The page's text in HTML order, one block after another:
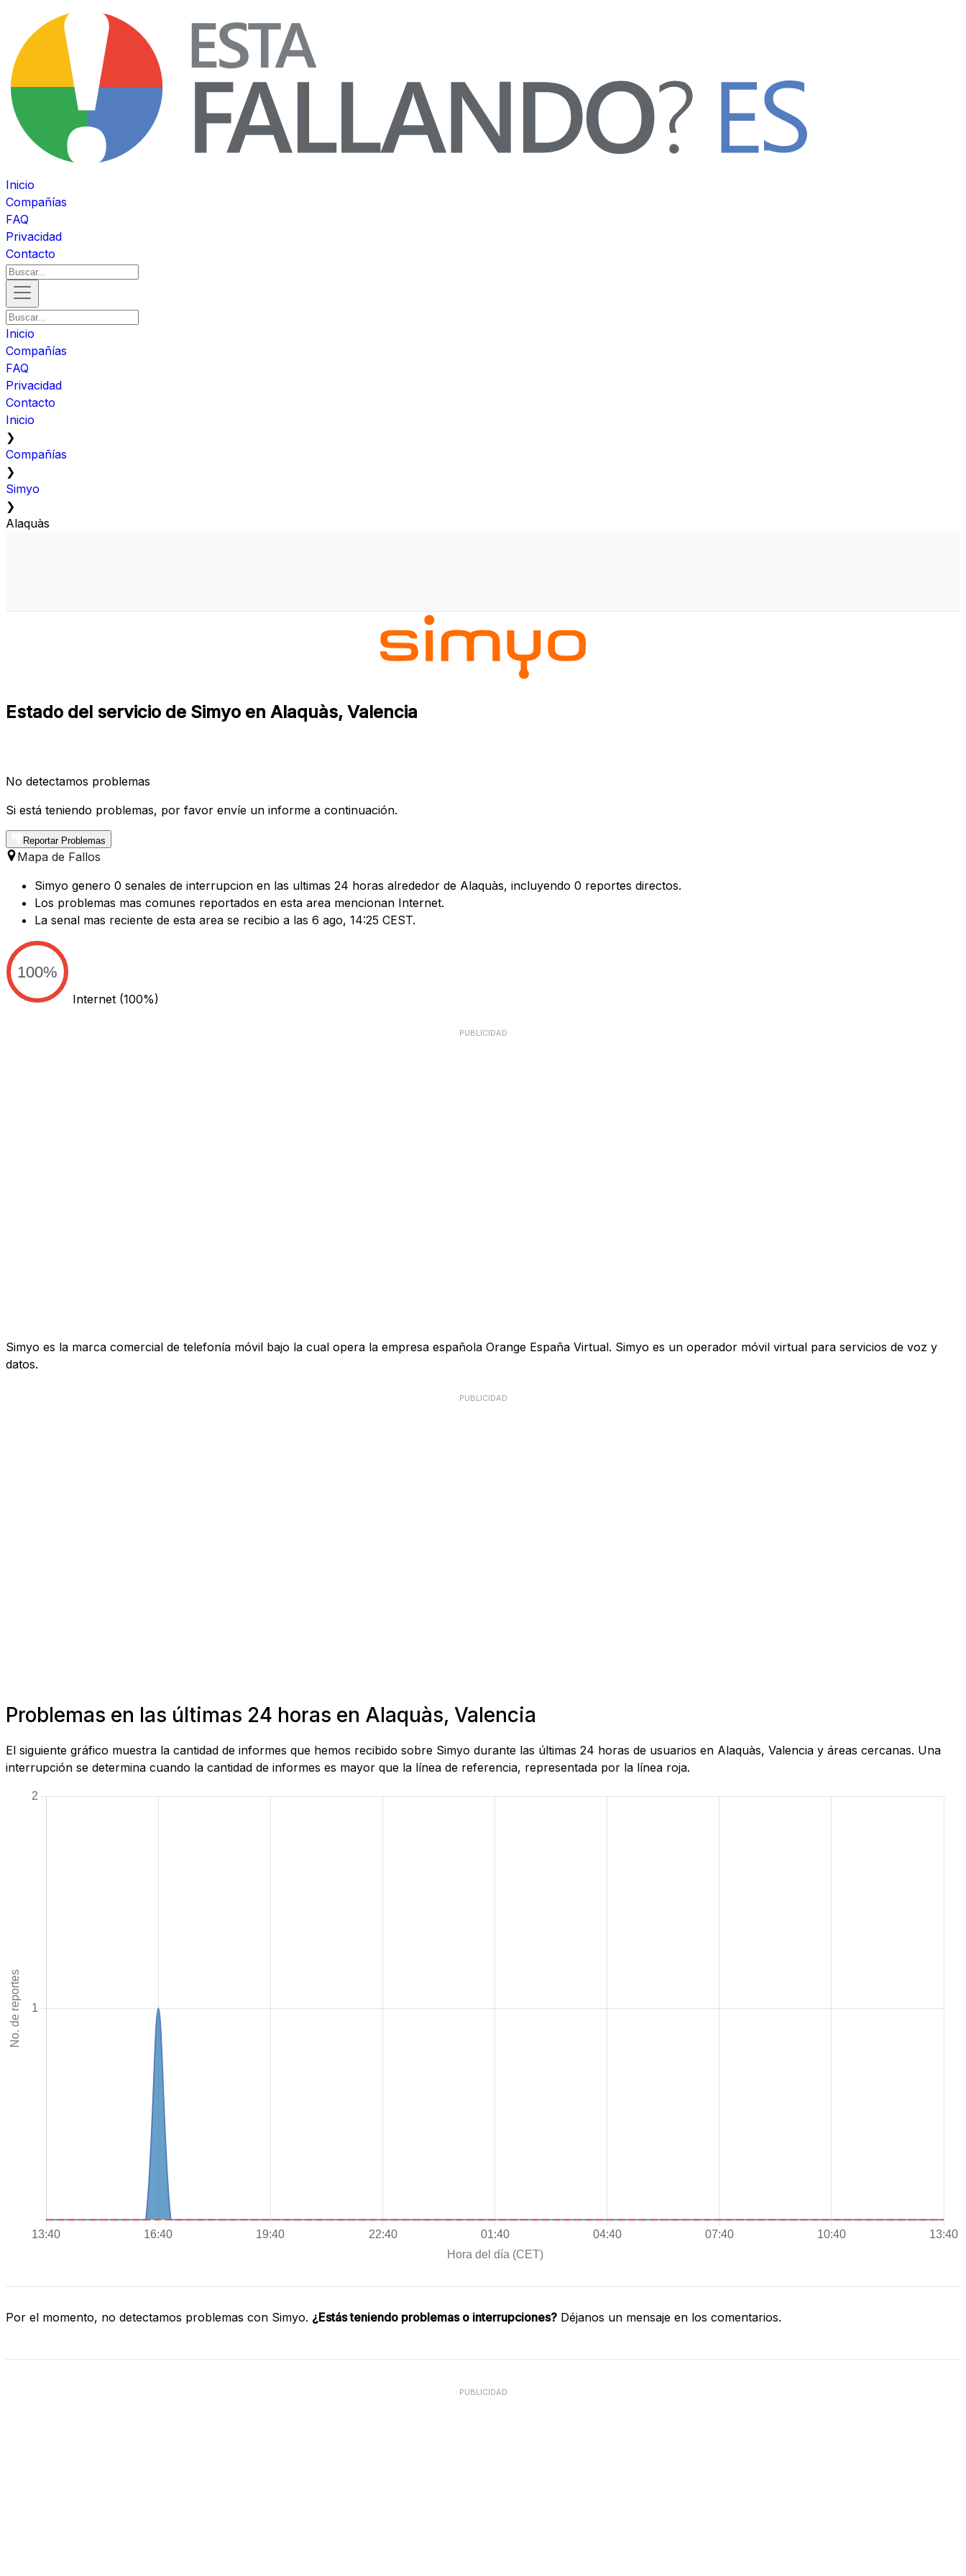
Inicio
Compañías
FAQ
Privacidad
Contacto
Inicio
Compañías
FAQ
Privacidad
Contacto
Inicio
❯
Compañías
❯
Simyo
❯
Alaquàs
Estado del servicio de Simyo en Alaquàs, Valencia
No detectamos problemas
Si está teniendo problemas, por favor envíe un informe a continuación.
Reportar Problemas
Mapa de Fallos
Simyo genero 0 senales de interrupcion en las ultimas 24 horas alrededor de Alaquàs, incluyendo 0 reportes directos.
Los problemas mas comunes reportados en esta area mencionan Internet.
La senal mas reciente de esta area se recibio a las 6 ago, 14:25 CEST.
100%
Internet (100%)
PUBLICIDAD
Simyo es la marca comercial de telefonía móvil bajo la cual opera la empresa española Orange España Virtual. Simyo es un operador móvil virtual para servicios de voz y
datos.
PUBLICIDAD
Problemas en las últimas 24 horas en Alaquàs, Valencia
El siguiente gráfico muestra la cantidad de informes que hemos recibido sobre Simyo durante las últimas 24 horas de usuarios en Alaquàs, Valencia y áreas cercanas. Una
interrupción se determina cuando la cantidad de informes es mayor que la línea de referencia, representada por la línea roja.
Por el momento, no detectamos problemas con Simyo. ¿Estás teniendo problemas o interrupciones? Déjanos un mensaje en los comentarios.
PUBLICIDAD